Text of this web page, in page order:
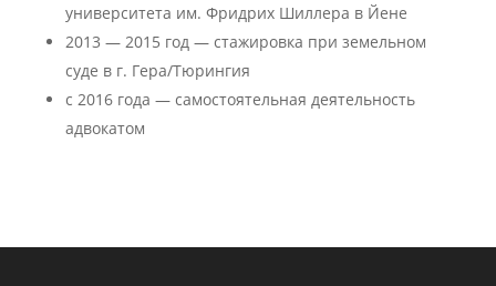
университета им. Фридрих Шиллера в Йене
2013 — 2015 год — стажировка при земельном
суде в г. Гера/Тюрингия
с 2016 года — самостоятельная деятельность
адвокатом